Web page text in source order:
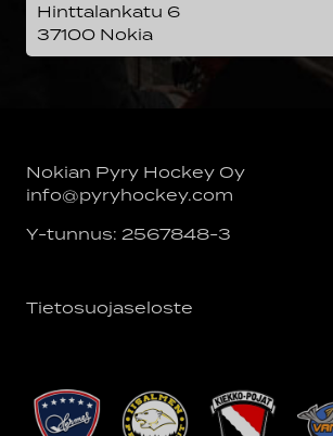
Hinttalankatu 6
37100 Nokia
Nokian Pyry Hockey Oy
info@pyryhockey.com
Y-tunnus: 2567848-3
Tietosuojaseloste